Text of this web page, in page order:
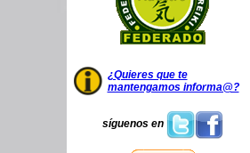
¿Quieres que te
mantengamos informa@?
síguenos en